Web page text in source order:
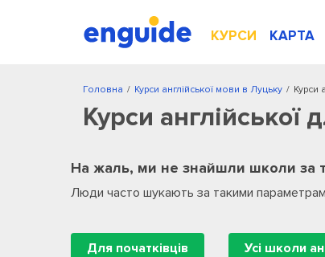
КУРСИ КАРТА
/
Головна /
Курси англійської мови в Луцьку Курси
Курси англійської
На жаль, ми не знайшли школи за
Люди часто шукають за такими
Для початківців Усі школи